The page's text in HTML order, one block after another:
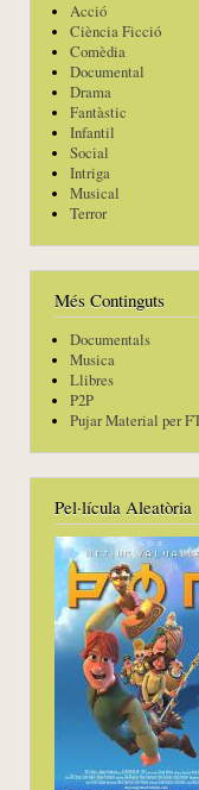
Acció
Ciència Ficció
Comèdia
Documental
Drama
Fantàstic
Infantil
Social
Intriga
Musical
Terror
Més Continguts
Documentals
Musica
Llibres
P2P
Pujar Material per
Pel·lícula Aleatòria